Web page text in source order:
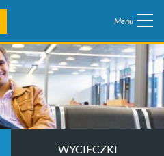
Menu
WYCIECZKI